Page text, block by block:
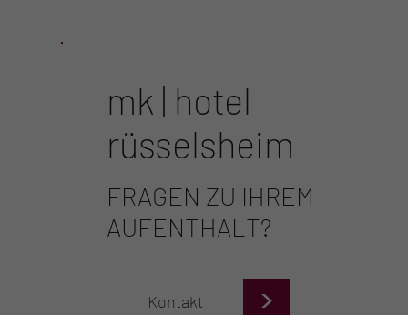
mk | hotel
rüsselsheim
FRAGEN ZU IHREM
AUFENTHALT?
Kontakt >